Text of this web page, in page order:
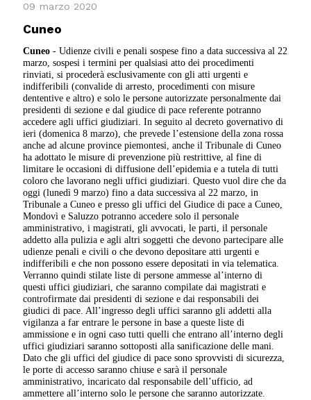
09 marzo 2020
Cuneo
Cuneo - Udienze civili e penali sospese fino a data successiva al 22
marzo, sospesi i termini per qualsiasi atto dei procedimenti
rinviati, si procederà esclusivamente con gli atti urgenti e
indifferibili (convalide di arresto, procedimenti con misure
dententive e altro) e solo le persone autorizzate personalmente dai
presidenti di sezione e dal giudice di pace referente potranno
accedere agli uffici giudiziari. In seguito al decreto governativo di
ieri (domenica 8 marzo), che prevede l’estensione della zona rossa
anche ad alcune province piemontesi, anche il Tribunale di Cuneo
ha adottato le misure di prevenzione più restrittive, al fine di
limitare le occasioni di diffusione dell’epidemia e a tutela di tutti
coloro che lavorano negli uffici giudiziari. Questo vuol dire che da
oggi (lunedì 9 marzo) fino a data successiva al 22 marzo, in
Tribunale a Cuneo e presso gli uffici del Giudice di pace a Cuneo,
Mondovì e Saluzzo potranno accedere solo il personale
amministrativo, i magistrati, gli avvocati, le parti, il personale
addetto alla pulizia e agli altri soggetti che devono partecipare alle
udienze penali e civili o che devono depositare atti urgenti e
indifferibili e che non possono essere depositati in via telematica.
Verranno quindi stilate liste di persone ammesse al’interno di
questi uffici giudiziari, che saranno compilate dai magistrati e
controfirmate dai presidenti di sezione e dai responsabili dei
giudici di pace. All’ingresso degli uffici saranno gli addetti alla
vigilanza a far entrare le persone in base a queste liste di
ammissione e in ogni caso tutti quelli che entrano all’interno degli
uffici giudiziari saranno sottoposti alla sanificazione delle mani.
Dato che gli uffici del giudice di pace sono sprovvisti di sicurezza,
le porte di accesso saranno chiuse e sarà il personale
amministrativo, incaricato dal responsabile dell’ufficio, ad
ammettere all’interno solo le persone che saranno autorizzate.